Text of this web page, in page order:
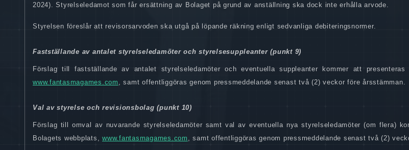
2024).Styrelseledamot som får ersättning av Bolaget på grund av anställning ska dock inte erhålla arvode.
Styrelsen föreslår att revisorsarvoden ska utgå på löpande räkning enligt sedvanliga debiteringsnormer.
Fastställande av antalet styrelseledamöter och styrelsesuppleanter (punkt 9)
Förslag till fastställande av antalet styrelseledamöter och eventuella suppleanter kommer att presenteras
www.fantasmagames.com
, samt offentliggöras genom pressmeddelande senast två (2) veckor före årsstämman.
Val av styrelse och revisionsbolag (punkt 10)
Förslag till omval av nuvarande styrelseledamöter samt val av eventuella nya styrelseledamöter (om flera)
Bolagets webbplats, www.fantasmagames.com , samt offentliggöras genom pressmeddelande senast två (2)